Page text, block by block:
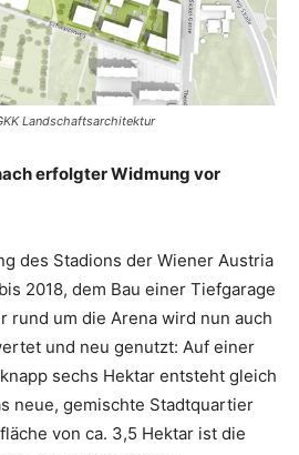
Landschaftsarchitektur
erfolgter Widmung vor
des Stadions der Wiener Austria
2018, dem Bau einer Tiefgarage
rund um die Arena wird nun auch
und neu genutzt: Auf einer
sechs Hektar entsteht gleich
neue, gemischte Stadtquartier
von ca. 3,5 Hektar ist die